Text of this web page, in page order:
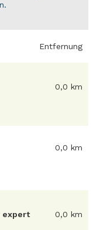
Entfernung
0,0 km
0,0 km
expert
0,0 km